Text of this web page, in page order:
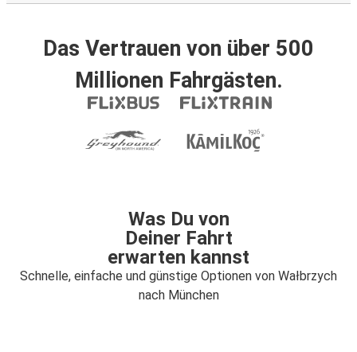
Das Vertrauen von über 500
Millionen Fahrgästen.
Was Du von
Deiner Fahrt
erwarten kannst
Schnelle, einfache und günstige Optionen von Wałbrzych
nach München